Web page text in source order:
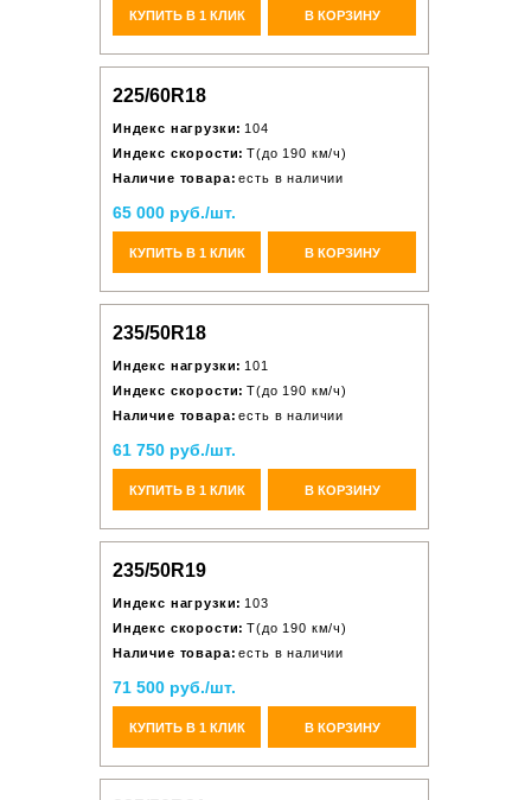
КУПИТЬ В 1 КЛИК В КОРЗИНУ
225/60R18
Индекс нагрузки: 104
Индекс скорости: T(до 190 км/ч)
Наличие товара: есть в наличии
65 000 руб./шт.
КУПИТЬ В 1 КЛИК В КОРЗИНУ
235/50R18
Индекс нагрузки: 101
Индекс скорости: T(до 190 км/ч)
Наличие товара: есть в наличии
61 750 руб./шт.
КУПИТЬ В 1 КЛИК В КОРЗИНУ
235/50R19
Индекс нагрузки: 103
Индекс скорости: T(до 190 км/ч)
Наличие товара: есть в наличии
71 500 руб./шт.
КУПИТЬ В 1 КЛИК В КОРЗИНУ